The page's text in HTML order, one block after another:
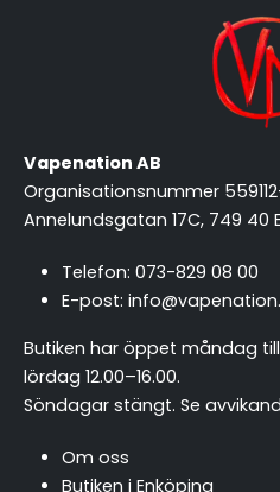
Vapenation AB
Organisationsnummer
Annelundsgatan 17C, 749 40
Telefon: 073-829 08 00
E-post:
Butiken har öppet måndag till
lördag 12.00–16.00.
Söndagar stängt. Se
Om oss
Butiken i Enköping